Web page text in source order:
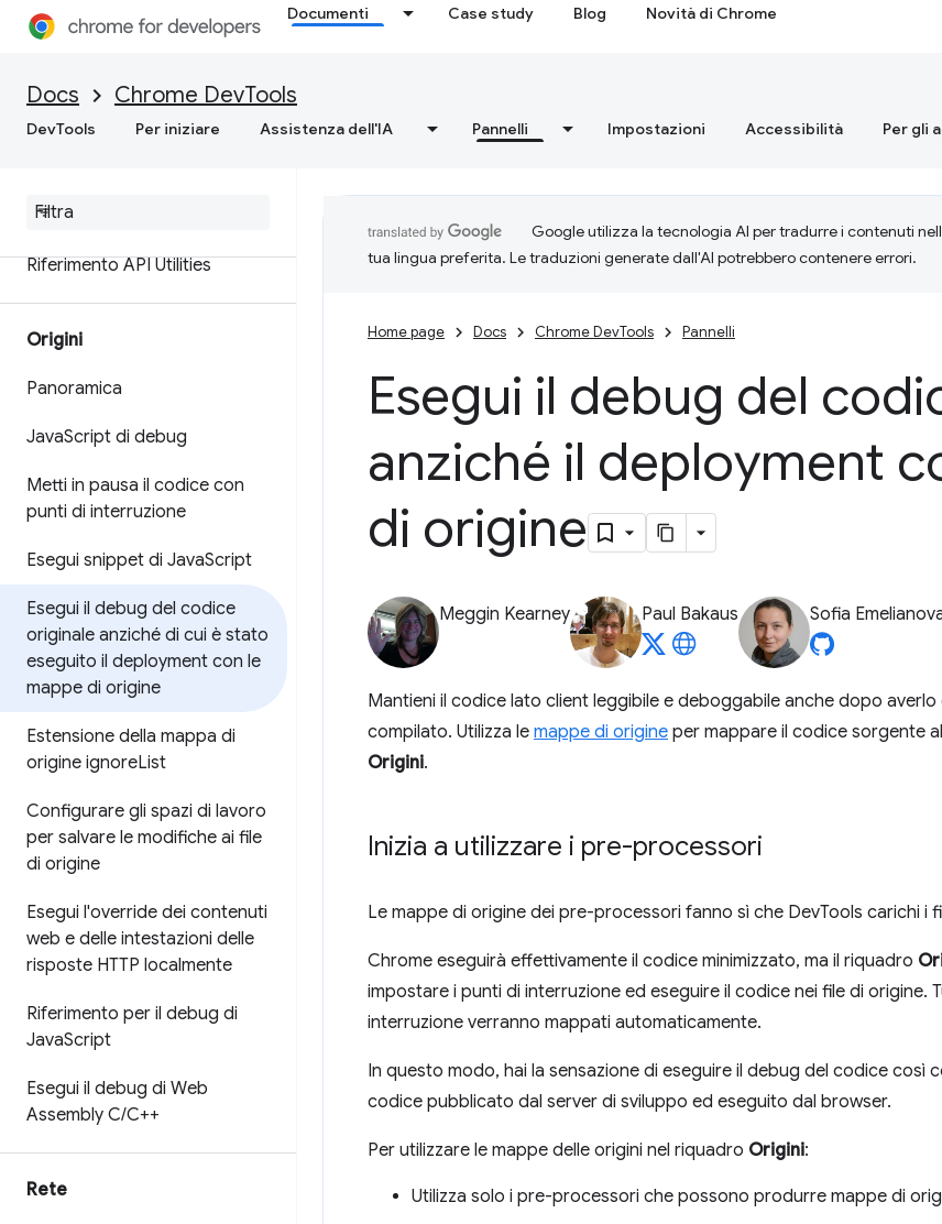
Documenti Case study Blog Novità di Chrome
Docs Chrome DevTools
DevTools Per iniziare Assistenza dell'IA Pannelli Impostazioni Accessibilità Per gli
Guarda JavaScript in tempo
reale
Formattare e applicare stili ai
messaggi
Riferimento API
Riferimento API Utilities
Origini
Panoramica
JavaScript di debug
Metti in pausa il codice con
punti di interruzione
Esegui snippet di JavaScript
Esegui il debug del codice
originale anziché di cui è stato
eseguito il deployment con le
mappe di origine
Estensione della mappa di
origine ignoreList
Configurare gli spazi di lavoro
per salvare le modifiche ai file
di origine
Esegui l'override dei contenuti
web e delle intestazioni delle
risposte HTTP localmente
Riferimento per il debug di
JavaScript
Esegui il debug di Web
Assembly C/C++
Rete
Google utilizza la tecnologia AI per tradurre i contenuti
tua lingua preferita. Le traduzioni generate dall'AI potrebbero contenere errori.
Home page Docs Chrome DevTools Pannelli
Esegui il debug del
anziché il deployment
di origine
Meggin Kearney Paul Bakaus Sofia
Mantieni il codice lato client leggibile e deboggabile anche dopo
compilato. Utilizza le mappe di origine per mappare il codice sorgente
Origini.
Inizia a utilizzare i pre-processori
Le mappe di origine dei pre-processori fanno sì che DevTools carichi i
Chrome eseguirà effettivamente il codice minimizzato, ma il riquadro
impostare i punti di interruzione ed eseguire il codice nei file di origine.
interruzione verranno mappati automaticamente.
In questo modo, hai la sensazione di eseguire il debug del codice così
codice pubblicato dal server di sviluppo ed eseguito dal browser.
Per utilizzare le mappe delle origini nel riquadro Origini:
Utilizza solo i pre-processori che possono produrre mappe di